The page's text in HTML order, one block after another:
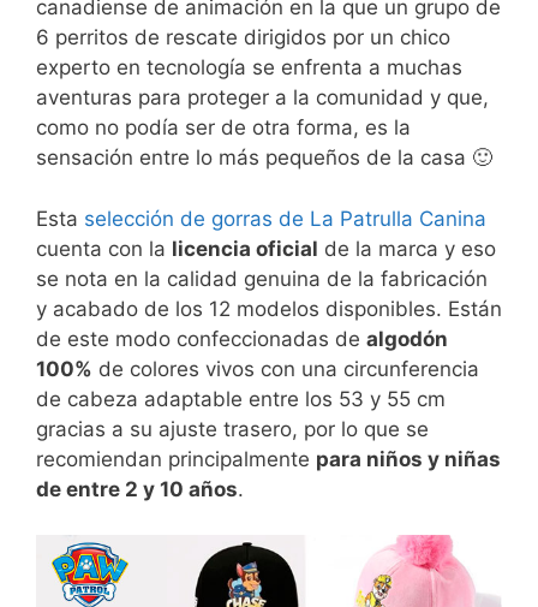
canadiense de animación en la que un grupo de
6 perritos de rescate dirigidos por un chico
experto en tecnología se enfrenta a muchas
aventuras para proteger a la comunidad y que,
como no podía ser de otra forma, es la
sensación entre lo más pequeños de la casa 🙂
Esta selección de gorras de La Patrulla Canina
cuenta con la licencia oficial de la marca y eso
se nota en la calidad genuina de la fabricación
y acabado de los 12 modelos disponibles. Están
de este modo confeccionadas de algodón
100% de colores vivos con una circunferencia
de cabeza adaptable entre los 53 y 55 cm
gracias a su ajuste trasero, por lo que se
recomiendan principalmente para niños y niñas
de entre 2 y 10 años.